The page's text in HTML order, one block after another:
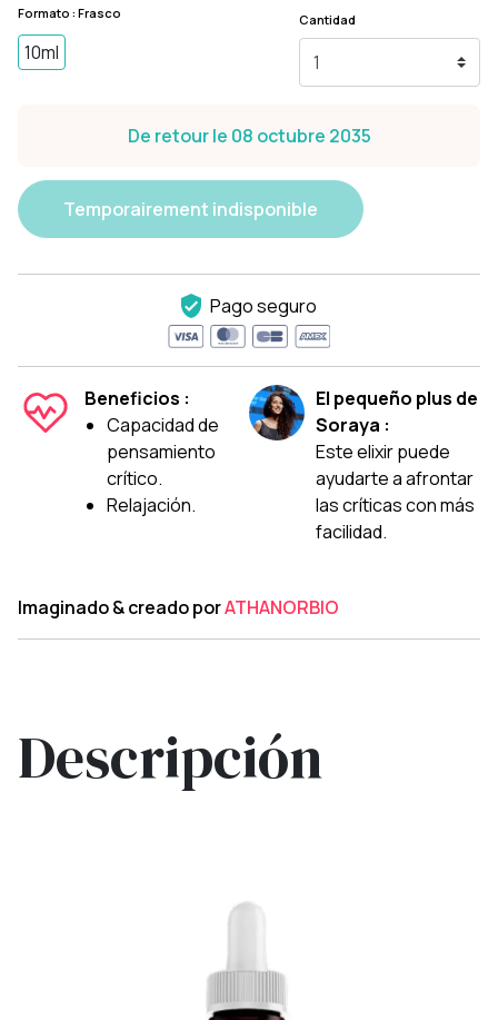
Formato : Frasco
10ml
Cantidad
De retour le 08 octubre 2035
Temporairement indisponible
Pago seguro
Beneficios :
Capacidad de
pensamiento
crítico.
Relajación.
El pequeño plus de
Soraya :
Este elixir puede
ayudarte a afrontar
las críticas con más
facilidad.
Imaginado & creado porATHANORBIO
Descripción